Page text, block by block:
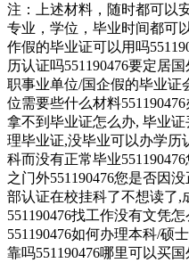
注：上述材料，随时都可以
专业，学位，毕业时间都可
作假的毕业证可以用吗
历认证吗551190476要定居
职事业单位/国企假的毕业证
位需要些什么材料
拿不到毕业证怎么办, 毕业
理毕业证,没毕业可以办学历
科而没有正常毕业
之门外551190476您是否因
部认证在校挂科了不想读了,
551190476找工作没有文凭
551190476如何办理本科/硕
靠吗551190476哪里可以买